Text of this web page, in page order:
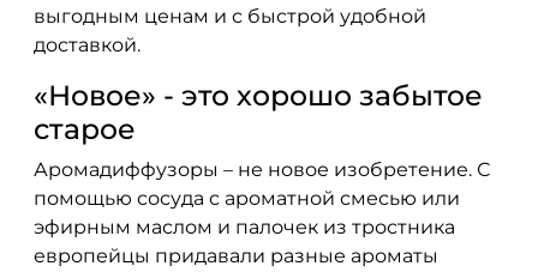
выгодным ценам и с быстрой удобной
доставкой.
«Новое» - это хорошо забытое
старое
Аромадиффузоры – не новое изобретение. С
помощью сосуда с ароматной смесью или
эфирным маслом и палочек из тростника
европейцы придавали разные ароматы